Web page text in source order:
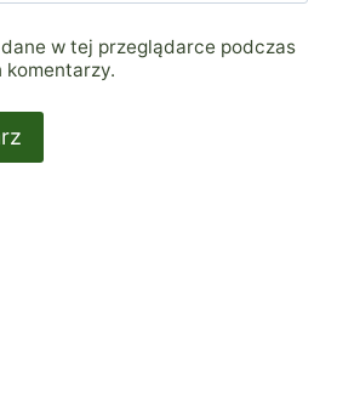
w tej przeglądarce podczas
komentarzy.